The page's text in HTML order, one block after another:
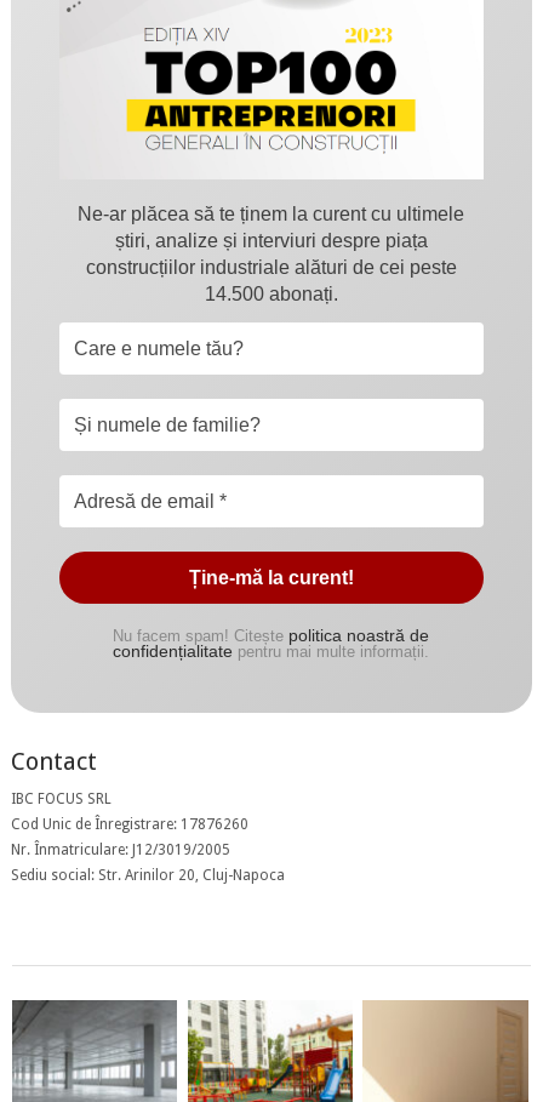
Ne-ar plăcea să te ținem la curent cu ultimele
știri, analize și interviuri despre piața
construcțiilor industriale alături de cei peste
14.500 abonați.
Nu facem spam! Citește politica noastră de
confidențialitate pentru mai multe informații.
Contact
IBC FOCUS SRL
Cod Unic de Înregistrare: 17876260
Nr. Înmatriculare: J12/3019/2005
Sediu social: Str. Arinilor 20, Cluj-Napoca